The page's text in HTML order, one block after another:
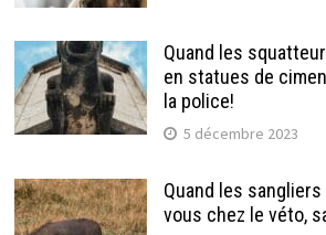
Quand les
en statues de
la police!
5 décembre 2023
Quand les
vous chez le véto,